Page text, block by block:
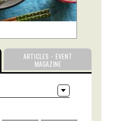
ARTICLES・EVENT
MAGAZINE